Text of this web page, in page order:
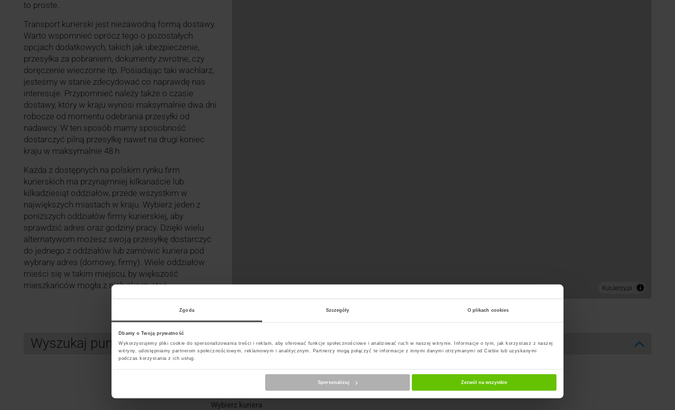
Zgoda Szczegóły O plikach cookies
Dbamy o Twoją prywatność
Wykorzystujemy pliki cookie do spersonalizowania treści i reklam, aby oferować funkcje społecznościowe i analizować ruch w naszej witrynie. Informacje o tym, jak korzystasz z naszej
witryny, udostępniamy partnerom społecznościowym, reklamowym i analitycznym. Partnerzy mogą połączyć te informacje z innymi danymi otrzymanymi od Ciebie lub uzyskanymi
podczas korzystania z ich usług.
Spersonalizuj Zezwól na wszystkie
to proste.
Transport kurierski jest niezawodną formą dostawy.
Warto wspomnieć oprócz tego o pozostałych
opcjach dodatkowych, takich jak ubezpieczenie,
przesyłka za pobraniem, dokumenty zwrotne, czy
doręczenie wieczorne itp. Posiadając taki wachlarz,
jesteśmy w stanie zdecydować co naprawdę nas
interesuje. Przypomnieć należy także o czasie
dostawy, który w kraju wynosi maksymalnie dwa dni
robocze od momentu odebrania przesyłki od
nadawcy. W ten sposób mamy sposobność
dostarczyć pilną przesyłkę nawet na drugi koniec
kraju w maksymalnie 48 h.
Każda z dostępnych na polskim rynku firm
kurierskich ma przynajmniej kilkanaście lub
kilkadziesiąt oddziałów, przede wszystkim w
największych miastach w kraju. Wybierz jeden z
poniższych oddziałów firmy kurierskiej, aby
sprawdzić adres oraz godziny pracy. Dzięki wielu
alternatywom możesz swoją przesyłkę dostarczyć
do jednego z oddziałów lub zamówić kuriera pod
wybrany adres (domowy, firmy). Wiele oddziałów
mieści się w takim miejscu, by większość
mieszkańców mogła z nich skorzystać.
Wyszukaj punkt kurierski DPD
Wybierz kuriera